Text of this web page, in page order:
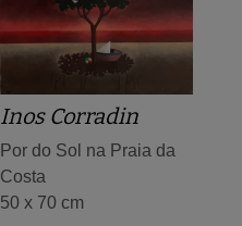
Inos Corradin
Por do Sol na Praia da
Costa
50 x 70 cm